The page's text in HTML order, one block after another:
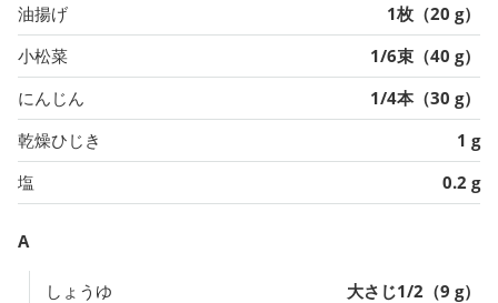
油揚げ
1枚（20 g）
小松菜
1/6束（40 g）
にんじん
1/4本（30 g）
乾燥ひじき
1 g
塩
0.2 g
A
しょうゆ
大さじ1/2（9 g）